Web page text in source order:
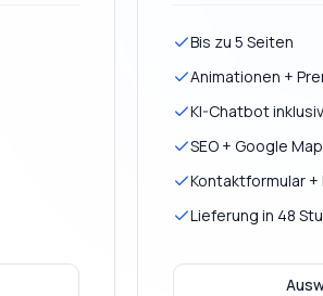
Bis zu 5 Seiten
Animationen +
KI-Chatbot
SEO + Google
Kontaktformular +
Lieferung in 48